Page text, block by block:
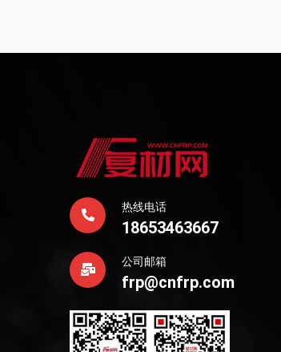
热线电话
18653463667
公司邮箱
frp@cnfrp.com